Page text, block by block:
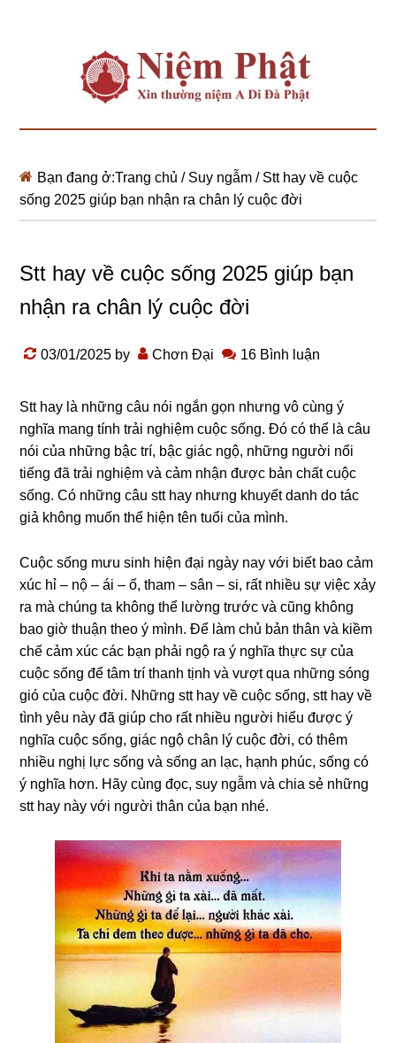
Bạn đang ở:Trang chủ / Suy ngẫm /Stt hay về cuộc
sống 2025 giúp bạn nhận ra chân lý cuộc đời
Stt hay về cuộc sống 2025 giúp bạn
nhận ra chân lý cuộc đời
03/01/2025 by Chơn Đại 16 Bình luận
Stt hay là những câu nói ngắn gọn nhưng vô cùng ý
nghĩa mang tính trải nghiệm cuộc sống. Đó có thể là câu
nói của những bậc trí, bậc giác ngộ, những người nổi
tiếng đã trải nghiệm và cảm nhận được bản chất cuộc
sống. Có những câu stt hay nhưng khuyết danh do tác
giả không muốn thể hiện tên tuổi của mình.
Cuộc sống mưu sinh hiện đại ngày nay với biết bao cảm
xúc hỉ – nộ – ái – ố, tham – sân – si, rất nhiều sự việc xảy
ra mà chúng ta không thể lường trước và cũng không
bao giờ thuận theo ý mình. Để làm chủ bản thân và kiềm
chế cảm xúc các bạn phải ngộ ra ý nghĩa thực sự của
cuộc sống để tâm trí thanh tịnh và vượt qua những sóng
gió của cuộc đời. Những stt hay về cuộc sống, stt hay về
tình yêu này đã giúp cho rất nhiều người hiểu được ý
nghĩa cuộc sống, giác ngộ chân lý cuộc đời, có thêm
nhiều nghị lực sống và sống an lạc, hạnh phúc, sống có
ý nghĩa hơn. Hãy cùng đọc, suy ngẫm và chia sẻ những
stt hay này với người thân của bạn nhé.